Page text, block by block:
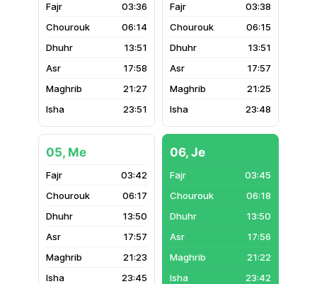
03:36
06:14
13:51
17:58
21:27
23:51
03:38
06:15
13:51
17:57
21:25
23:48
05, Me
03:42
06:17
13:50
17:57
21:23
23:45
06, Je
03:45
06:18
13:50
17:56
21:22
23:42